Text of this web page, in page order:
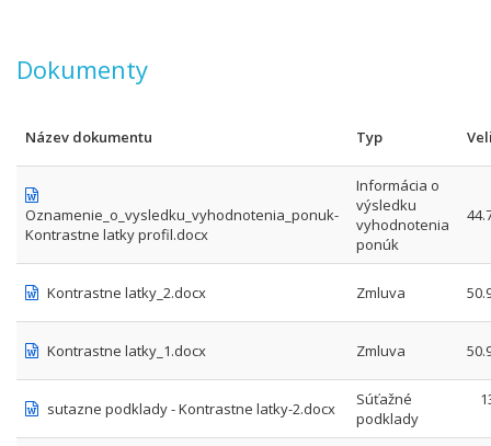
Dokumenty
Název dokumentu Typ
Oznamenie_o_vysledku_vyhodnotenia_ponuk-
Kontrastne latky profil.docx
Informácia o
výsledku
vyhodnotenia
ponúk
Kontrastne latky_2.docx Zmluva
Kontrastne latky_1.docx Zmluva
sutazne podklady - Kontrastne latky-2.docx
Súťažné
podklady